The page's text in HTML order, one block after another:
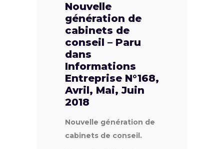
Nouvelle
génération de
cabinets de
conseil – Paru
dans
Informations
Entreprise N°168,
Avril, Mai, Juin
2018
Nouvelle génération de
cabinets de conseil.